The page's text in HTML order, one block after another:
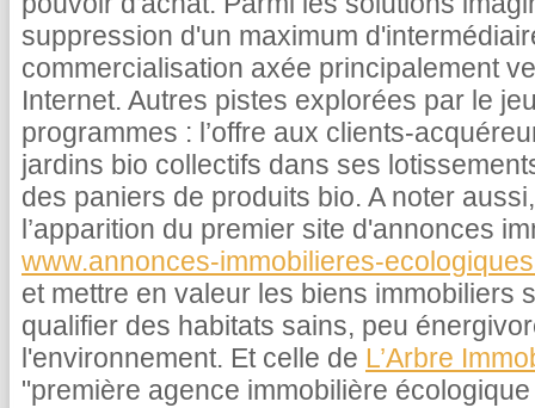
suppression d'un maximum
commercialisation axée principalement
Internet. Autres pistes explorées par le
programmes : l’offre aux clients-
jardins bio collectifs dans ses
des paniers de produits bio. A noter
l’apparition du premier site d'annonces
www.annonces-immobilieres-
et mettre en valeur les biens immobiliers
qualifier des habitats sains, peu
l'environnement. Et celle de L’Arbre
"première agence immobilière